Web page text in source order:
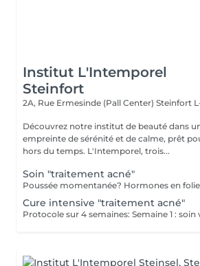
Institut L'Intemporel
Steinfort
2A, Rue Ermesinde (Pall Center) Steinfort
Découvrez notre institut de beauté dans
empreinte de sérénité et de calme, prêt
hors du temps. L'Intemporel, trois...
Soin "traitement acné"
Cure intensive "traitement acné"